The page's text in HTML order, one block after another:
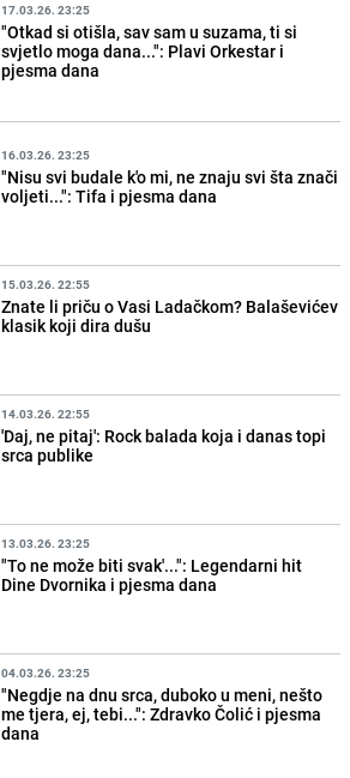
17.03.26. 23:25
"Otkad si otišla, sav sam u suzama, ti si
svjetlo moga dana...": Plavi Orkestar i
pjesma dana
16.03.26. 23:25
"Nisu svi budale k'o mi, ne znaju svi šta znači
voljeti...": Tifa i pjesma dana
15.03.26. 22:55
Znate li priču o Vasi Ladačkom? Balaševićev
klasik koji dira dušu
14.03.26. 22:55
'Daj, ne pitaj': Rock balada koja i danas topi
srca publike
13.03.26. 23:25
"To ne može biti svak'...": Legendarni hit
Dine Dvornika i pjesma dana
04.03.26. 23:25
"Negdje na dnu srca, duboko u meni, nešto
me tjera, ej, tebi...": Zdravko Čolić i pjesma
dana